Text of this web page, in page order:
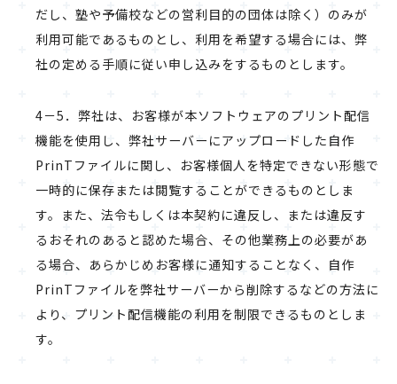
だし、塾や予備校などの営利目的の団体は除く）のみが
利用可能であるものとし、利用を希望する場合には、弊
社の定める手順に従い申し込みをするものとします。
4－5．弊社は、お客様が本ソフトウェアのプリント配信
機能を使用し、弊社サーバーにアップロードした自作
PrinTファイルに関し、お客様個人を特定できない形態で
一時的に保存または閲覧することができるものとしま
す。また、法令もしくは本契約に違反し、または違反す
るおそれのあると認めた場合、その他業務上の必要があ
る場合、あらかじめお客様に通知することなく、自作
PrinTファイルを弊社サーバーから削除するなどの方法に
より、プリント配信機能の利用を制限できるものとしま
す。